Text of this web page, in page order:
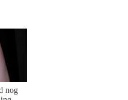
nog